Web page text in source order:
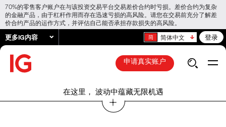
70%的零售客户账户在与该投资交易平台交易差价合约时亏损。差价合约为复杂
的金融产品，由于杠杆作用而存在迅速亏损的高风险。请您在交易前充分了解差
价合约产品的运作方式，并评估自己能否承担存款损失的高风险。
更多IG内容 简体中文 登录
申请真实账户
在这里， 波动中蕴藏无限机遇